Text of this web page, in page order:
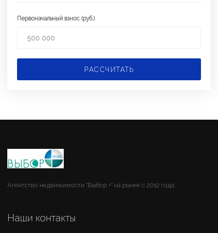
Первоначальный взнос (руб.)
РАССЧИТАТЬ
Агентство недвижимости "Выбор +" на рынке с 2012 года.
Наши контакты